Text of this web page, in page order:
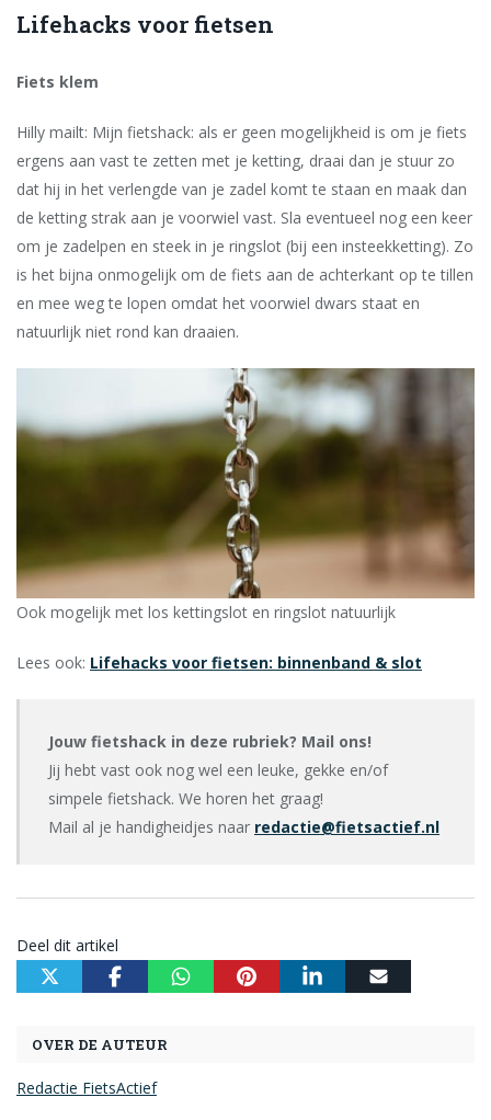
Lifehacks voor fietsen
Fiets klem
Hilly mailt: Mijn fietshack: als er geen mogelijkheid is om je fiets
ergens aan vast te zetten met je ketting, draai dan je stuur zo
dat hij in het verlengde van je zadel komt te staan en maak dan
de ketting strak aan je voorwiel vast. Sla eventueel nog een keer
om je zadelpen en steek in je ringslot (bij een insteekketting). Zo
is het bijna onmogelijk om de fiets aan de achterkant op te tillen
en mee weg te lopen omdat het voorwiel dwars staat en
natuurlijk niet rond kan draaien.
Ook mogelijk met los kettingslot en ringslot natuurlijk
Lees ook: Lifehacks voor fietsen: binnenband & slot
Jouw fietshack in deze rubriek? Mail ons!
Jij hebt vast ook nog wel een leuke, gekke en/of
simpele fietshack. We horen het graag!
Mail al je handigheidjes naar redactie@fietsactief.nl
Deel dit artikel
OVER DE AUTEUR
Redactie FietsActief